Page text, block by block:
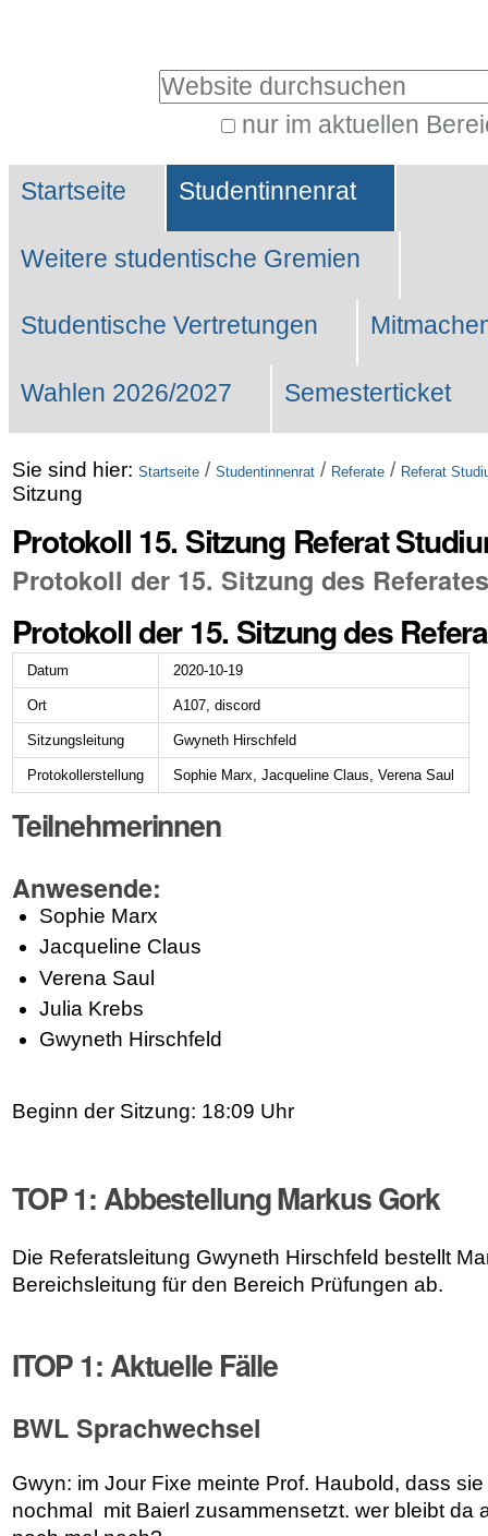
Website durchsuchen
nur im aktuellen
Suche…
Sektionen
Startseite Studentinnenrat
Weitere studentische Gremien
Studentische Vertretungen
Wahlen 2026/2027 Semesterticket
Sie sind hier: Startseite / Studentinnenrat / Referate / Referat
Sitzung
Protokoll 15. Sitzung Referat
Protokoll der 15. Sitzung des
Protokoll der 15. Sitzung des
Datum 2020-10-19
Ort A107, discord
Sitzungsleitung Gwyneth Hirschfeld
Protokollerstellung Sophie Marx, Jacqueline Claus, Verena Saul
Teilnehmerinnen
Anwesende:
Sophie Marx
Jacqueline Claus
Verena Saul
Julia Krebs
Gwyneth Hirschfeld
Beginn der Sitzung: 18:09 Uhr
TOP 1: Abbestellung Markus Gork
Die Referatsleitung Gwyneth Hirschfeld bestellt
Bereichsleitung für den Bereich Prüfungen ab.
ITOP 1: Aktuelle Fälle
BWL Sprachwechsel
Gwyn: im Jour Fixe meinte Prof. Haubold, dass
nochmal mit Baierl zusammensetzt. wer bleibt da